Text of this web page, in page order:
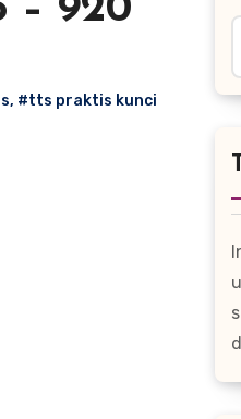
– 920
, #tts praktis kunci